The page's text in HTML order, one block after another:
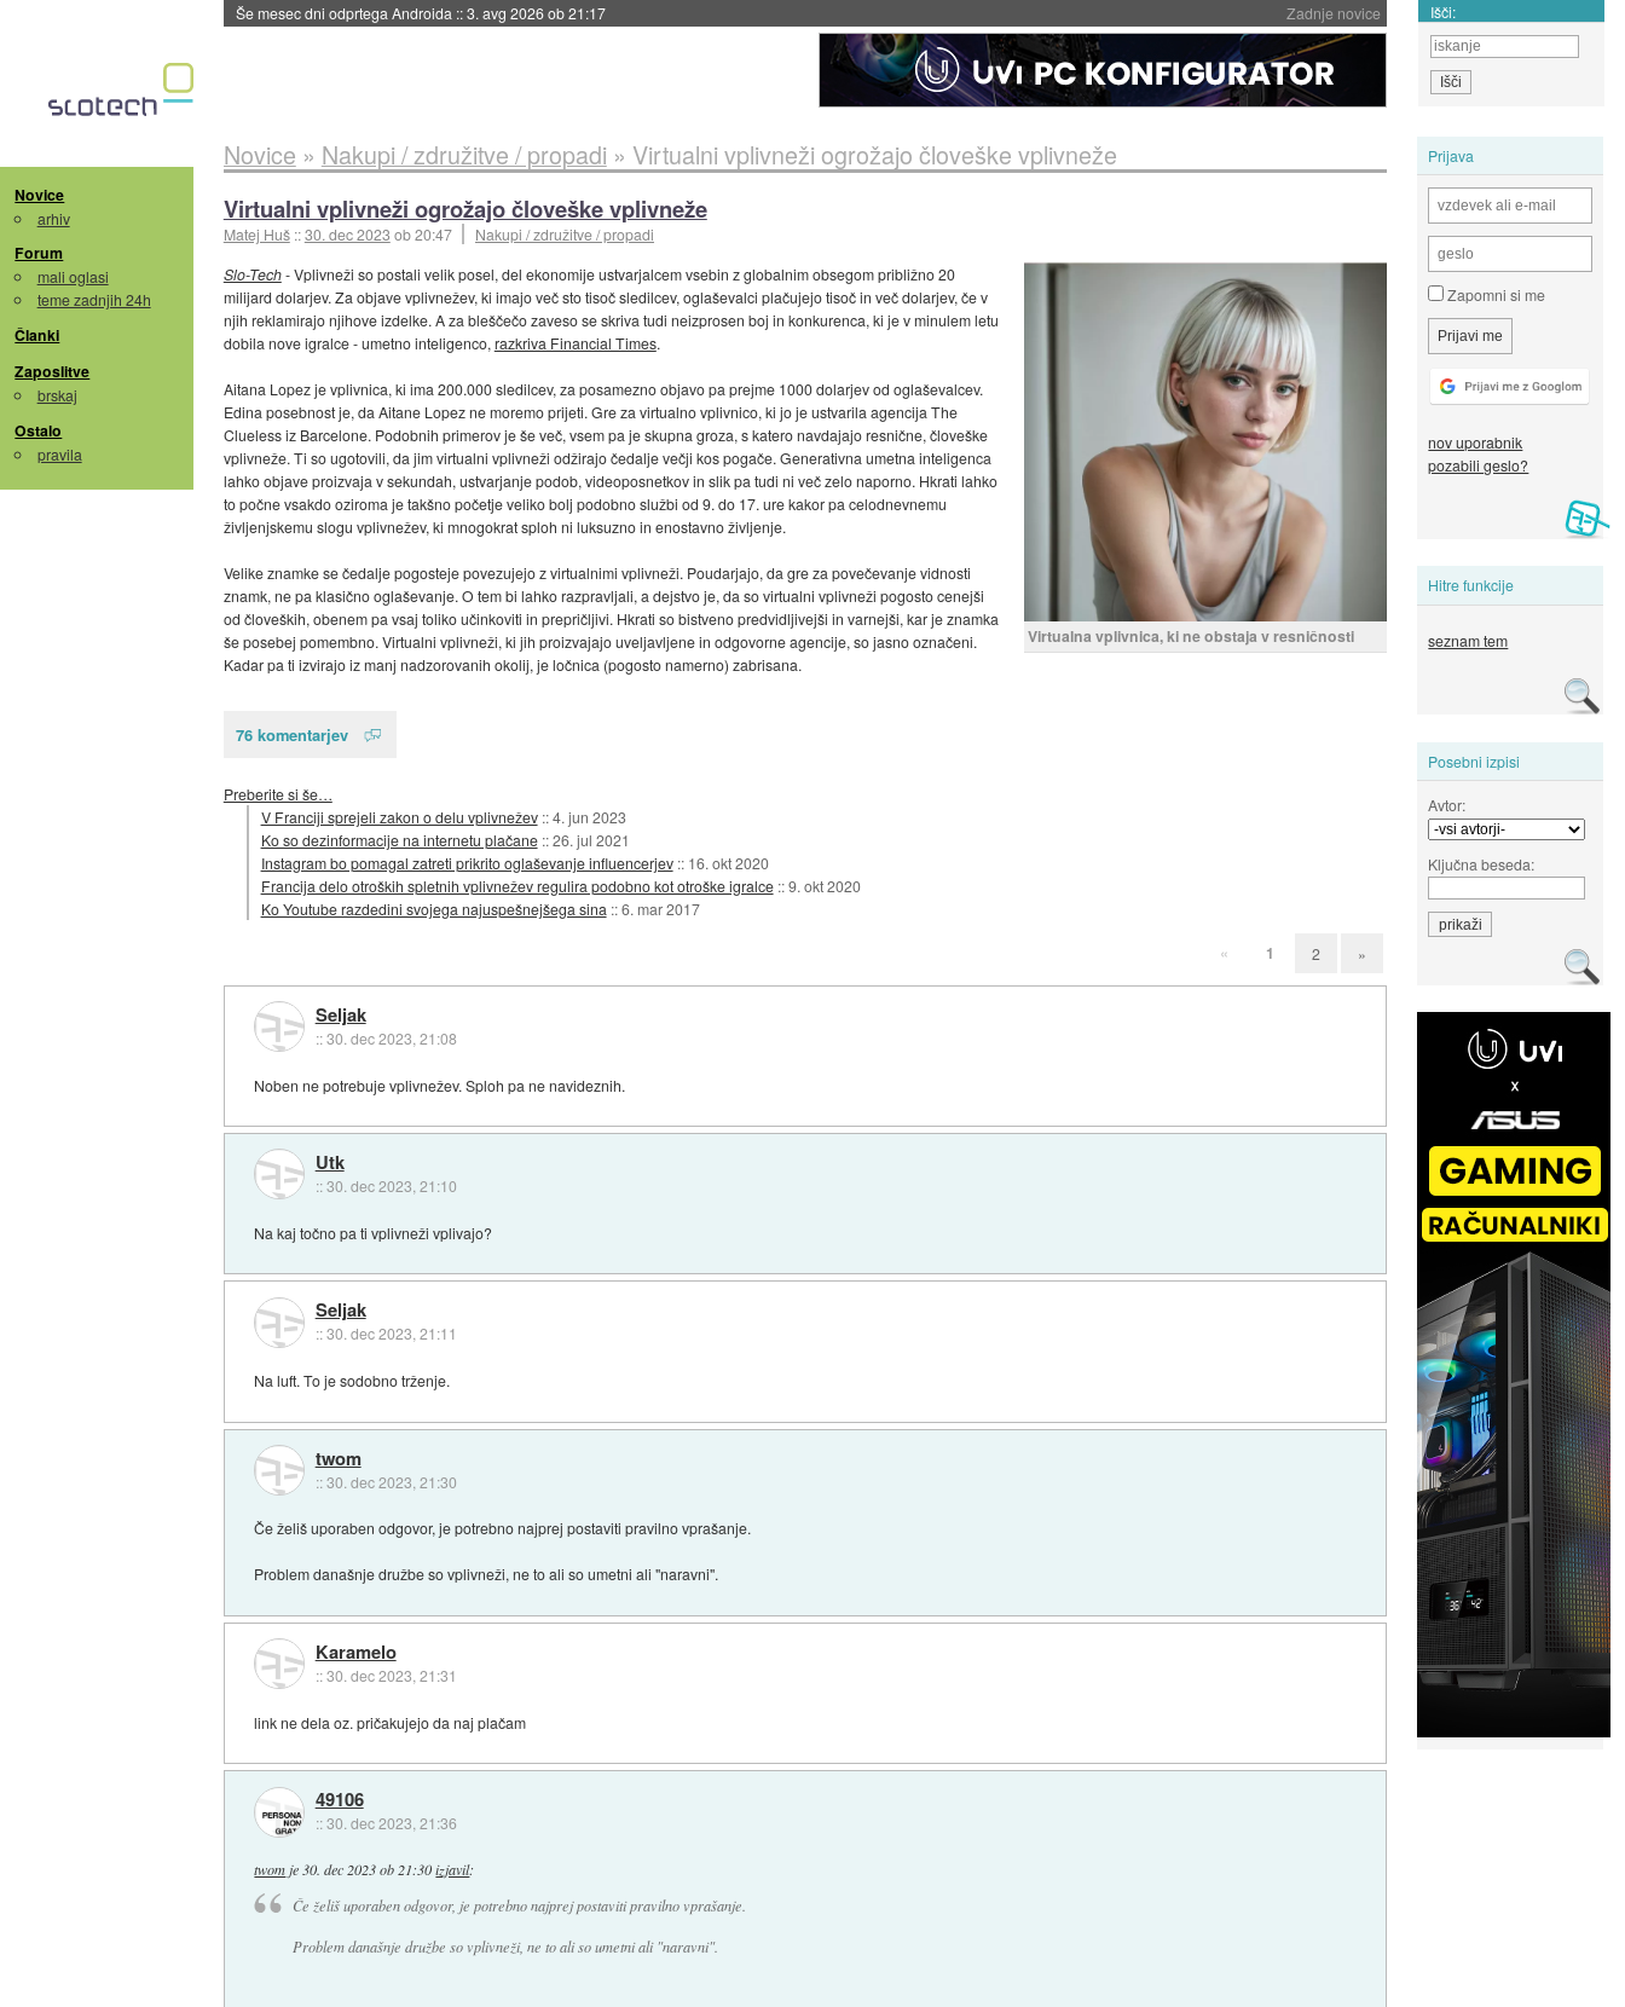
Zadnje novice
Še mesec dni odprtega Androida ::3. avg 2026 ob 21:17 Išči:
Novice
arhiv
Forum
mali oglasi
teme zadnjih 24h
Članki
Zaposlitve
brskaj
Ostalo
pravila
Prijava
Zapomni si me
nov uporabnik
pozabili geslo?
Hitre funkcije
seznam tem
Posebni izpisi
Avtor:
Ključna beseda:
Novice » Nakupi / združitve / propadi » Virtualni vplivneži ogrožajo človeške vplivneže
Virtualni vplivneži ogrožajo človeške vplivneže
Matej Huš ::30. dec 2023 ob 20:47 Nakupi / združitve / propadi
Virtualna vplivnica, ki ne obstaja v resničnosti
Slo-Tech- Vplivneži so postali velik posel, del ekonomije ustvarjalcem vsebin z globalnim obsegom približno 20
milijard dolarjev. Za objave vplivnežev, ki imajo več sto tisoč sledilcev, oglaševalci plačujejo tisoč in več dolarjev, če v
njih reklamirajo njihove izdelke. A za bleščečo zaveso se skriva tudi neizprosen boj in konkurenca, ki je v minulem letu
dobila nove igralce - umetno inteligenco, razkriva Financial Times.
Aitana Lopez je vplivnica, ki ima 200.000 sledilcev, za posamezno objavo pa prejme 1000 dolarjev od oglaševalcev.
Edina posebnost je, da Aitane Lopez ne moremo prijeti. Gre za virtualno vplivnico, ki jo je ustvarila agencija The
Clueless iz Barcelone. Podobnih primerov je še več, vsem pa je skupna groza, s katero navdajajo resnične, človeške
vplivneže. Ti so ugotovili, da jim virtualni vplivneži odžirajo čedalje večji kos pogače. Generativna umetna inteligenca
lahko objave proizvaja v sekundah, ustvarjanje podob, videoposnetkov in slik pa tudi ni več zelo naporno. Hkrati lahko
to počne vsakdo oziroma je takšno početje veliko bolj podobno službi od 9. do 17. ure kakor pa celodnevnemu
življenjskemu slogu vplivnežev, ki mnogokrat sploh ni luksuzno in enostavno življenje.
Velike znamke se čedalje pogosteje povezujejo z virtualnimi vplivneži. Poudarjajo, da gre za povečevanje vidnosti
znamk, ne pa klasično oglaševanje. O tem bi lahko razpravljali, a dejstvo je, da so virtualni vplivneži pogosto cenejši
od človeških, obenem pa vsaj toliko učinkoviti in prepričljivi. Hkrati so bistveno predvidljivejši in varnejši, kar je znamka
še posebej pomembno. Virtualni vplivneži, ki jih proizvajajo uveljavljene in odgovorne agencije, so jasno označeni.
Kadar pa ti izvirajo iz manj nadzorovanih okolij, je ločnica (pogosto namerno) zabrisana.
76 komentarjev
Preberite si še…
V Franciji sprejeli zakon o delu vplivnežev ::4. jun 2023
Ko so dezinformacije na internetu plačane ::26. jul 2021
Instagram bo pomagal zatreti prikrito oglaševanje influencerjev :: 16. okt 2020
Francija delo otroških spletnih vplivnežev regulira podobno kot otroške igralce ::9. okt 2020
Ko Youtube razdedini svojega najuspešnejšega sina ::6. mar 2017
« 1 2 »
Seljak
::30. dec 2023, 21:08
Noben ne potrebuje vplivnežev. Sploh pa ne navideznih.
Utk
::30. dec 2023, 21:10
Na kaj točno pa ti vplivneži vplivajo?
Seljak
::30. dec 2023, 21:11
Na luft. To je sodobno trženje.
twom
::30. dec 2023, 21:30
Če želiš uporaben odgovor, je potrebno najprej postaviti pravilno vprašanje.
Problem današnje družbe so vplivneži, ne to ali so umetni ali "naravni".
Karamelo
::30. dec 2023, 21:31
link ne dela oz. pričakujejo da naj plačam
49106
::30. dec 2023, 21:36
twom je 30. dec 2023 ob 21:30 izjavil:
Če želiš uporaben odgovor, je potrebno najprej postaviti pravilno vprašanje.
Problem današnje družbe so vplivneži, ne to ali so umetni ali "naravni".